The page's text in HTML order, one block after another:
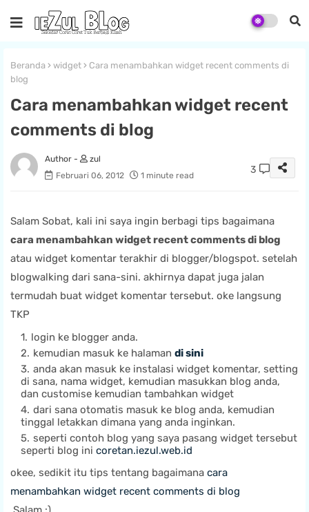
Beranda widget
Cara menambahkan widget recent comments di
blog
Cara menambahkan widget recent
comments di blog
zul
Februari 06, 2012
1 minute read
3
Salam Sobat, kali ini saya ingin berbagi tips bagaimana
cara menambahkan widget recent comments di blog
atau widget komentar terakhir di blogger/blogspot. setelah
blogwalking dari sana-sini. akhirnya dapat juga jalan
termudah buat widget komentar tersebut. oke langsung
TKP
login ke blogger anda.
kemudian masuk ke halaman di sini
anda akan masuk ke instalasi widget komentar, setting
di sana, nama widget, kemudian masukkan blog anda,
dan customise kemudian tambahkan widget
dari sana otomatis masuk ke blog anda, kemudian
tinggal letakkan dimana yang anda inginkan.
seperti contoh blog yang saya pasang widget tersebut
seperti blog ini coretan.iezul.web.id
okee, sedikit itu tips tentang bagaimana cara
menambahkan widget recent comments di blog